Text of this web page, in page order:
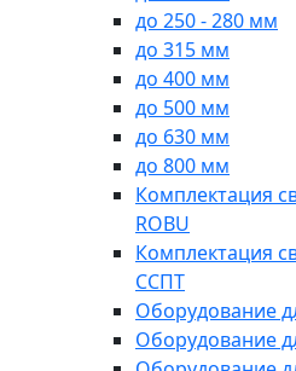
до 250 - 280 мм
до 315 мм
до 400 мм
до 500 мм
до 630 мм
до 800 мм
Комплектация
ROBU
Комплектация
ССПТ
Оборудование
Оборудование